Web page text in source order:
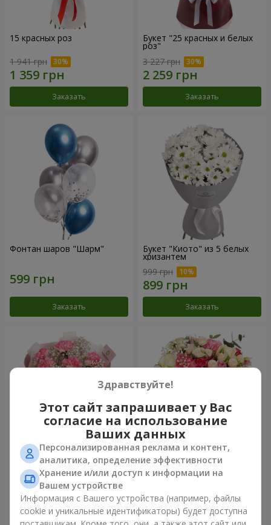
15 красных роз
1 941 грн
Заказать
Букет "25 красных и белых
роз"
3 227 грн
Заказать
Фонтан шаров "Шарм"
Заказать
Букет "Киото" из 5 белых
хризантем
999 грн
Заказать
Букет "Королева
Карибского моря"
1 374 грн
Заказать
Цветы в коробке
"Помпадур"
Заказать
Здравствуйте!
Этот сайт запрашивает у Вас
согласие на использование
Ваших данных
Персонализированная реклама и контент,
аналитика, определение эффективности
Хранение и/или доступ к информации на
Вашем устройстве
Информация с Вашего устройства (например, файлы
cookie и уникальные идентификаторы) будет доступна